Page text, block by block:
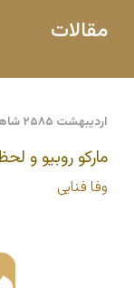
مقالات
اردیبهشت ۲۵۸۵ شاهنشاهی
مارکو روبیو و
وفا فنایی